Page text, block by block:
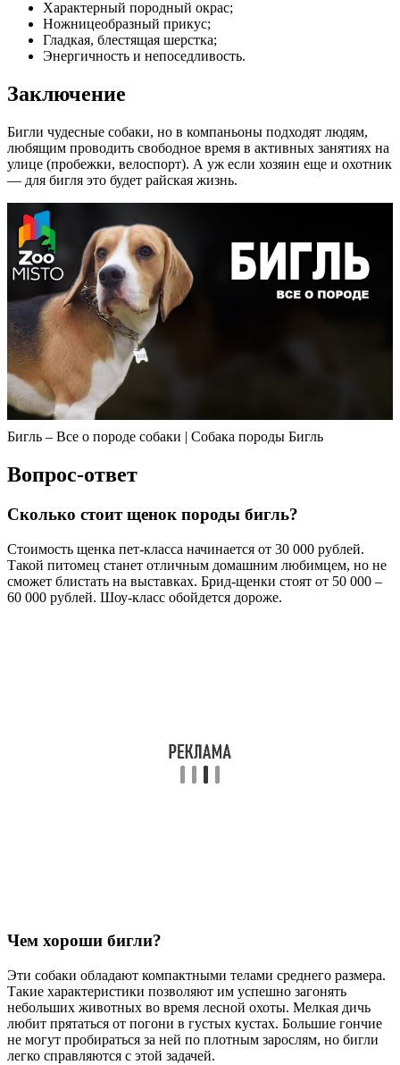
Характерный породный окрас;
Ножницеобразный прикус;
Гладкая, блестящая шерстка;
Энергичность и непоседливость.
Заключение
Бигли чудесные собаки, но в компаньоны подходят людям,
любящим проводить свободное время в активных занятиях на
улице (пробежки, велоспорт). А уж если хозяин еще и охотник
— для бигля это будет райская жизнь.
Бигль – Все о породе собаки | Собака породы Бигль
Вопрос-ответ
Сколько стоит щенок породы бигль?
Стоимость щенка пет-класса начинается от 30 000 рублей.
Такой питомец станет отличным домашним любимцем, но не
сможет блистать на выставках. Брид-щенки стоят от 50 000 –
60 000 рублей. Шоу-класс обойдется дороже.
Чем хороши бигли?
Эти собаки обладают компактными телами среднего размера.
Такие характеристики позволяют им успешно загонять
небольших животных во время лесной охоты. Мелкая дичь
любит прятаться от погони в густых кустах. Большие гончие
не могут пробираться за ней по плотным зарослям, но бигли
легко справляются с этой задачей.